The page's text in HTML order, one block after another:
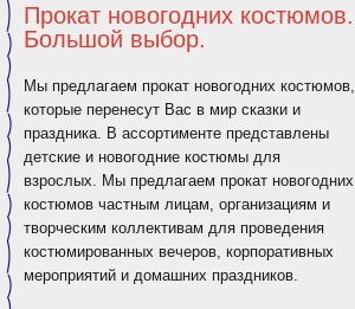
Прокат новогодних костюмов.
Большой выбор.
Мы предлагаем прокат новогодних костюмов,
которые перенесут Вас в мир сказки и
праздника. В ассортименте представлены
детские и новогодние костюмы для
взрослых. Мы предлагаем прокат новогодних
костюмов частным лицам, организациям и
творческим коллективам для проведения
костюмированных вечеров, корпоративных
мероприятий и домашних праздников.